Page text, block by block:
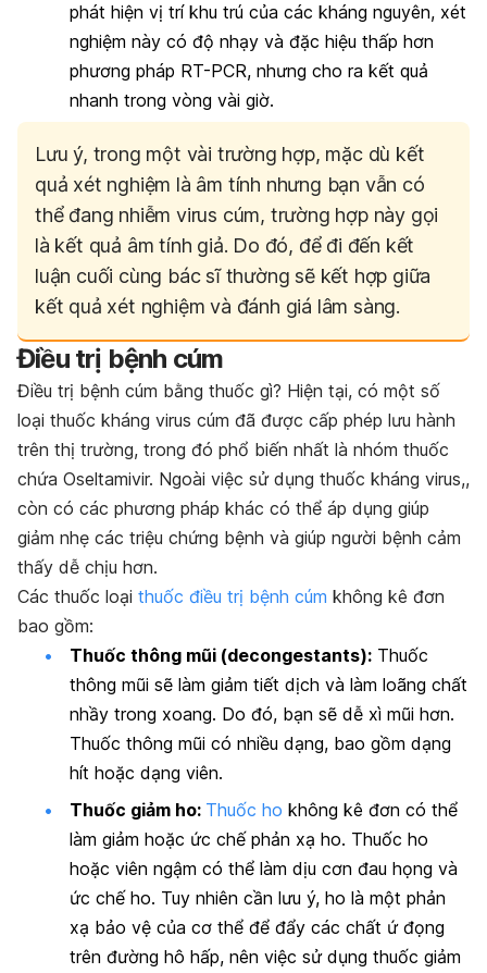
phát hiện vị trí khu trú của các kháng nguyên, xét
nghiệm này có độ nhạy và đặc hiệu thấp hơn
phương pháp RT-PCR, nhưng cho ra kết quả
nhanh trong vòng vài giờ.
Lưu ý, trong một vài trường hợp, mặc dù kết
quả xét nghiệm là âm tính nhưng bạn vẫn có
thể đang nhiễm virus cúm, trường hợp này gọi
là kết quả âm tính giả. Do đó, để đi đến kết
luận cuối cùng bác sĩ thường sẽ kết hợp giữa
kết quả xét nghiệm và đánh giá lâm sàng.
Điều trị bệnh cúm
Điều trị bệnh cúm bằng thuốc gì? Hiện tại, có một số
loại thuốc kháng virus cúm đã được cấp phép lưu hành
trên thị trường, trong đó phổ biến nhất là nhóm thuốc
chứa Oseltamivir. Ngoài việc sử dụng thuốc kháng virus,,
còn có các phương pháp khác có thể áp dụng giúp
giảm nhẹ các triệu chứng bệnh và giúp người bệnh cảm
thấy dễ chịu hơn.
Các thuốc loại thuốc điều trị bệnh cúm không kê đơn
bao gồm:
Thuốc thông mũi (decongestants): Thuốc
thông mũi sẽ làm giảm tiết dịch và làm loãng chất
nhầy trong xoang. Do đó, bạn sẽ dễ xì mũi hơn.
Thuốc thông mũi có nhiều dạng, bao gồm dạng
hít hoặc dạng viên.
Thuốc giảm ho: Thuốc ho không kê đơn có thể
làm giảm hoặc ức chế phản xạ ho. Thuốc ho
hoặc viên ngậm có thể làm dịu cơn đau họng và
ức chế ho. Tuy nhiên cần lưu ý, ho là một phản
xạ bảo vệ của cơ thể để đẩy các chất ứ đọng
trên đường hô hấp, nên việc sử dụng thuốc giảm